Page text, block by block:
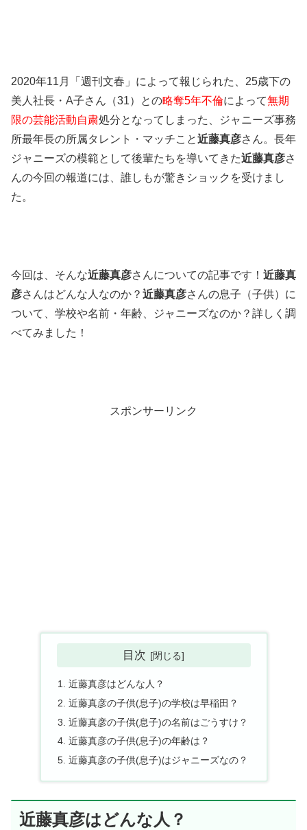
2020年11月「週刊文春」によって報じられた、25歳下の
美人社長・A子さん（31）との略奪5年不倫によって無期
限の芸能活動自粛処分となってしまった、ジャニーズ事務
所最年長の所属タレント・マッチこと近藤真彦さん。長年
ジャニーズの模範として後輩たちを導いてきた近藤真彦さ
んの今回の報道には、誰しもが驚きショックを受けまし
た。
今回は、そんな近藤真彦さんについての記事です！ 近藤真
彦さんはどんな人なのか？ 近藤真彦さんの息子（子供）に
ついて、学校や名前・年齢、ジャニーズなのか？詳しく調
べてみました！
スポンサーリンク
目次
近藤真彦はどんな人？
近藤真彦の子供(息子)の学校は早稲田？
近藤真彦の子供(息子)の名前はごうすけ？
近藤真彦の子供(息子)の年齢は？
近藤真彦の子供(息子)はジャニーズなの？
近藤真彦はどんな人？